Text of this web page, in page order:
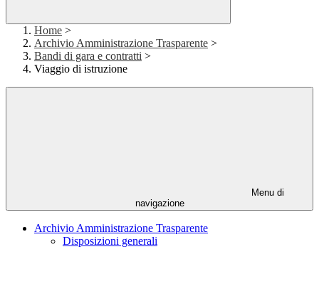
Home >
Archivio Amministrazione Trasparente >
Bandi di gara e contratti >
Viaggio di istruzione
Menu di
navigazione
Archivio Amministrazione Trasparente
Disposizioni generali